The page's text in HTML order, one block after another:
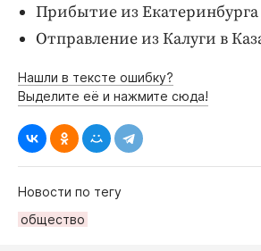
Прибытие из Екатеринбурга
Отправление из Калуги в
Нашли в тексте ошибку?
Выделите её и нажмите сюда!
Новости по тегу
общество